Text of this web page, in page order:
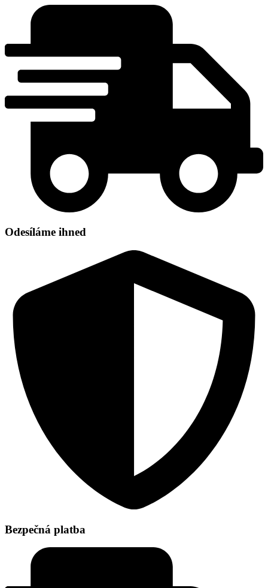
Odesíláme ihned
Bezpečná platba